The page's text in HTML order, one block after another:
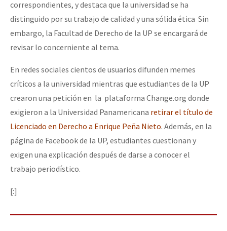
correspondientes, y destaca que la universidad se ha
distinguido por su trabajo de calidad y una sólida ética Sin
embargo, la Facultad de Derecho de la UP se encargará de
revisar lo concerniente al tema.
En redes sociales cientos de usuarios difunden memes
críticos a la universidad mientras que estudiantes de la UP
crearon una petición en la plataforma Change.org donde
exigieron a la Universidad Panamericana retirar el título de
Licenciado en Derecho a Enrique Peña Nieto. Además, en la
página de Facebook de la UP, estudiantes cuestionan y
exigen una explicación después de darse a conocer el
trabajo periodístico.
[:]